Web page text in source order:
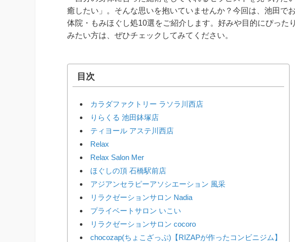
癒したい」。そんな思いを抱いていませんか？今回は、池田で
体院・もみほぐし処10選をご紹介します。好みや目的にぴった
みたい方は、ぜひチェックしてみてください。
目次
カラダファクトリー ラソラ川西店
りらくる 池田鉢塚店
ティヨール アステ川西店
Relax
Relax Salon Mer
ほぐしの頂 石橋駅前店
アジアンセラピーアソシエーション 風采
リラクゼーションサロン Nadia
プライベートサロン いこい
リラクゼーションサロン cocoro
chocozap(ちょこざっぷ)【RIZAPが作ったコンビニジム】